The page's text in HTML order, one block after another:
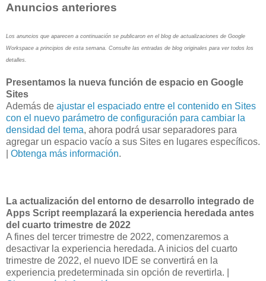
Anuncios anteriores
Los anuncios que aparecen a continuación se publicaron en el blog de actualizaciones de Google
Workspace a principios de esta semana. Consulte las entradas de blog originales para ver todos los
detalles.
Presentamos la nueva función de espacio en Google
Sites
Además de ajustar el espaciado entre el contenido en Sites
con el nuevo parámetro de configuración para cambiar la
densidad del tema, ahora podrá usar separadores para
agregar un espacio vacío a sus Sites en lugares específicos.
Obtenga más información.
La actualización del entorno de desarrollo integrado de
Apps Script reemplazará la experiencia heredada antes
del cuarto trimestre de 2022
A fines del tercer trimestre de 2022, comenzaremos a
desactivar la experiencia heredada. A inicios del cuarto
trimestre de 2022, el nuevo IDE se convertirá en la
experiencia predeterminada sin opción de revertirla. |